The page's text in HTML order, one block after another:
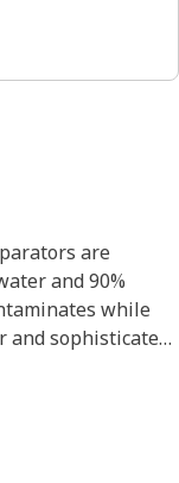
are
and 90%
while
and sophisticated
injectors by